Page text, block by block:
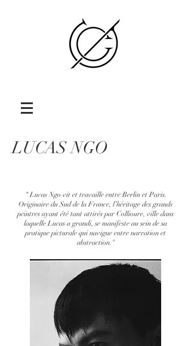
LUCAS NGO
“ Lucas Ngo vit et travaille entre Berlin et Paris.
Originaire du Sud de la France, l’héritage des grands
peintres ayant été tant attirés par Collioure, ville dans
laquelle Lucas a grandi, se manifeste au sein de sa
pratique picturale qui navigue entre narration et
abstraction."